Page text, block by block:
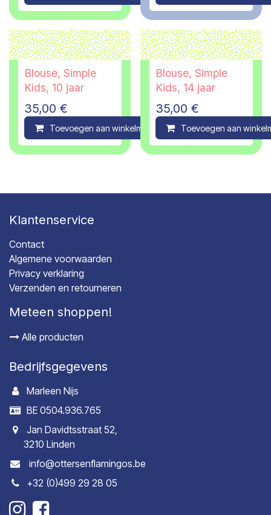
Blouse, Simple
Kids, 10 jaar
35,00 €
Toevoegen aan winkelmandje Compare
Blouse, Simple
Kids, 14 jaar
35,00 €
Toevoegen aan
Klantenservice
Contact
Algemene voorwaarden
Privacy verklaring
Verzenden en retourneren
Meteen shoppen!
Alle producten
Bedrijfsgegevens
Marleen Nijs
BE 0504.936.765
Jan Davidtsstraat 52,
3210 Linden
info@ottersenflamingos.be
+32 (0)499 29 28 05